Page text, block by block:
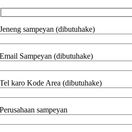
Jeneng sampeyan (dibutuhake)
Email Sampeyan (dibutuhake)
Tel karo Kode Area (dibutuhake)
Perusahaan sampeyan